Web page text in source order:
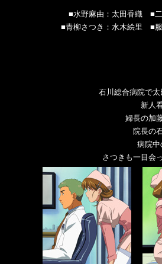
■水野麻由：太田香織 ■
■青柳さつき：水木絵里 ■
石川総合病院で
新人
婦長の加
院長の
病院中
さつきも一目会